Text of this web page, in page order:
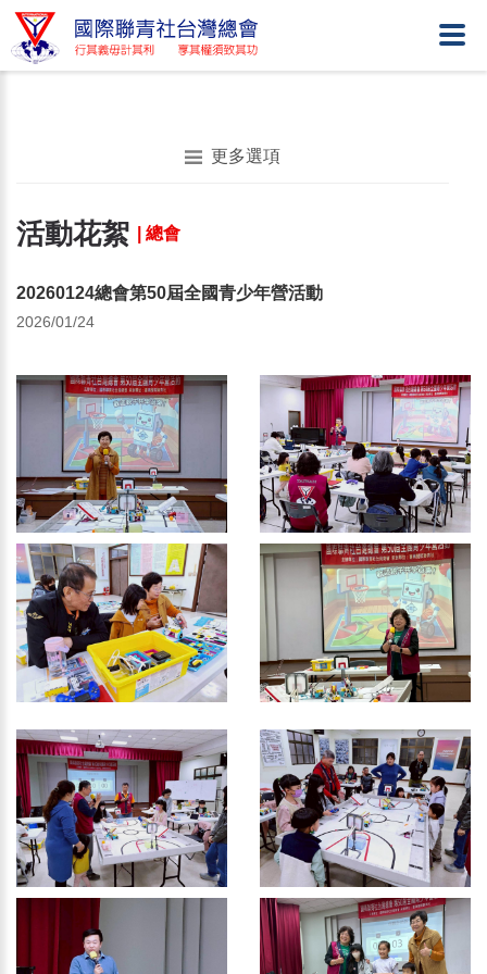
更多選項
活動花絮 | 總會
20260124總會第50屆全國青少年營活動
2026/01/24